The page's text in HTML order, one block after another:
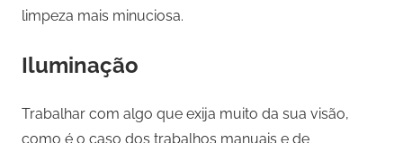
limpeza mais minuciosa.
Iluminação
Trabalhar com algo que exija muito da sua visão,
como é o caso dos trabalhos manuais e de